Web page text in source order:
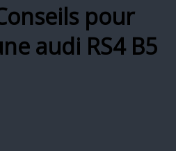
pour
audi RS4 B5